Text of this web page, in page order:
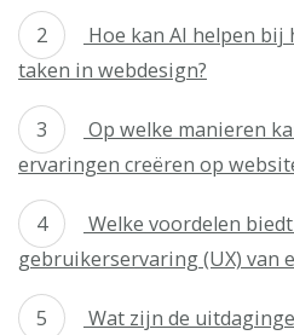
Hoe kan AI helpen
taken in webdesign?
Op welke manieren
ervaringen creëren op
Welke voordelen
gebruikerservaring (UX) van
Wat zijn de